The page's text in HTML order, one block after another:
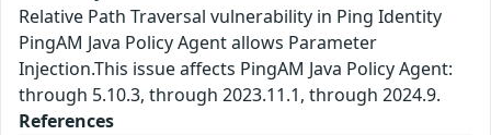
Relative Path Traversal vulnerability in Ping Identity
PingAM Java Policy Agent allows Parameter
Injection.This issue affects PingAM Java Policy Agent:
through 5.10.3, through 2023.11.1, through 2024.9.
References